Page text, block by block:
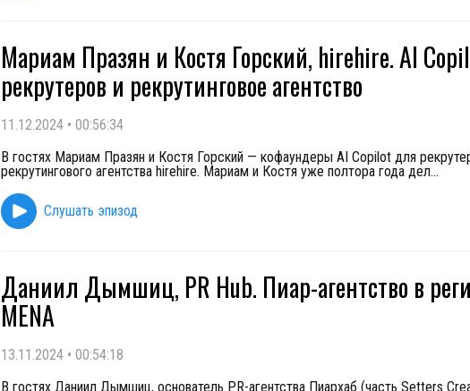
Мариам Празян и Костя Горский, hirehire. AI
рекрутеров и рекрутинговое агентство
11.12.2024 • 00:56:34
В гостях Мариам Празян и Костя Горский — кофаундеры AI Copilot для
рекрутингового агентства hirehire. Мариам и Костя уже полтора года дел...
Слушать эпизод
Даниил Дымшиц, PR Hub. Пиар-агентство в
MENA
13.11.2024 • 00:54:18
В гостях Даниил Дымшиц, основатель PR-агентства Пиархаб (часть Setters